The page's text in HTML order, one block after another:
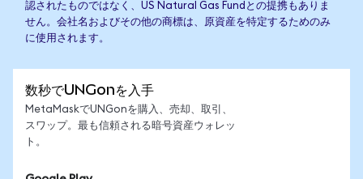
認されたものではなく、US Natural Gas Fundとの提携もありま
せん。会社名およびその他の商標は、原資産を特定するためのみ
に使用されます。
数秒でUNGonを入手
MetaMaskでUNGonを購入、売却、取引、
スワップ。最も信頼される暗号資産ウォレッ
ト。